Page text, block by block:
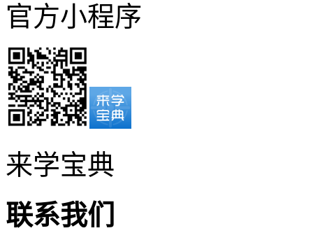
官方小程序
来学宝典
联系我们